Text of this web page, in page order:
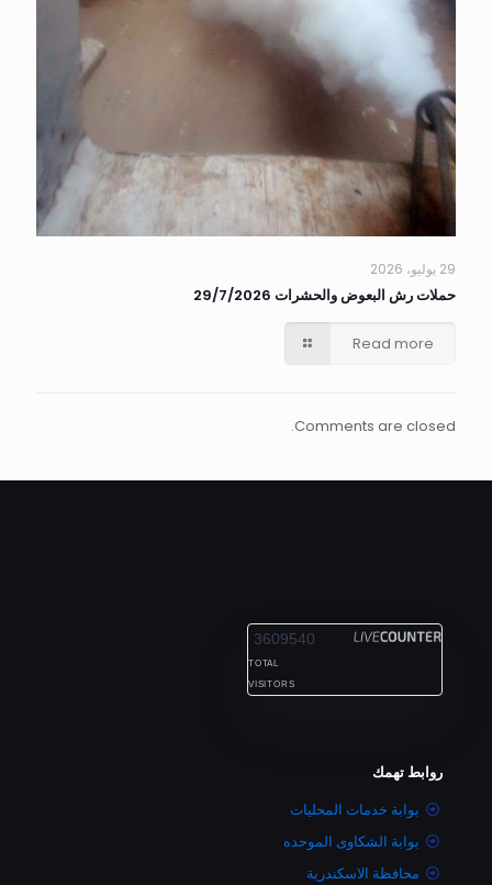
29 يوليو، 2026
حملات رش البعوض والحشرات 29/7/2026
Read more
Comments are closed.
3609540
TOTAL
VISITORS
روابط تهمك
بوابة خدمات المحليات
بوابة الشكاوى الموحده
محافظة الاسكندرية